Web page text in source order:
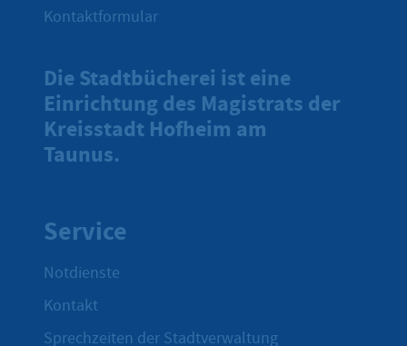
Kontaktformular
Die Stadtbücherei ist eine
Einrichtung des Magistrats der
Kreisstadt Hofheim am
Taunus.
Service
Notdienste
Kontakt
Sprechzeiten der Stadtverwaltung